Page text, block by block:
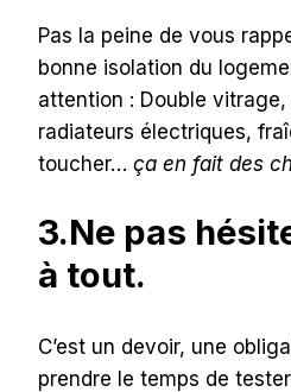
Pas la peine de vous
bonne isolation du
attention : Double
radiateurs électriques,
toucher… ça en fait des
3.Ne pas
à tout.
C’est un devoir, une
prendre le temps de